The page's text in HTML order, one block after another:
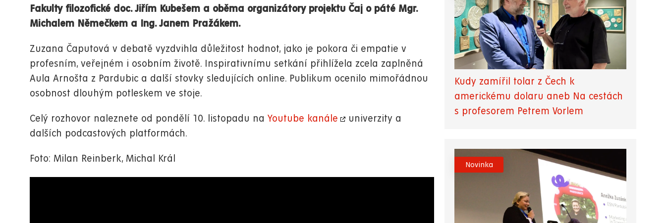
Fakulty filozofické doc. Jiřím Kubešem a oběma organizátory projektu Čaj o páté Mgr.
Michalem Němečkem a Ing. Janem Pražákem.
Zuzana Čaputová v debatě vyzdvihla důležitost hodnot, jako je pokora či empatie v
profesním, veřejném i osobním životě. Inspirativnímu setkání přihlížela zcela zaplněná
Aula Arnošta z Pardubic a další stovky sledujících online. Publikum ocenilo mimořádnou
osobnost dlouhým potleskem ve stoje.
Celý rozhovor naleznete od pondělí 10. listopadu na Youtube kanále
univerzity a
dalších podcastových platformách.
Foto: Milan Reinberk, Michal Král
Kudy zamířil tolar z Čech k
americkému dolaru aneb Na cestách
s profesorem Petrem Vorlem
Novinka